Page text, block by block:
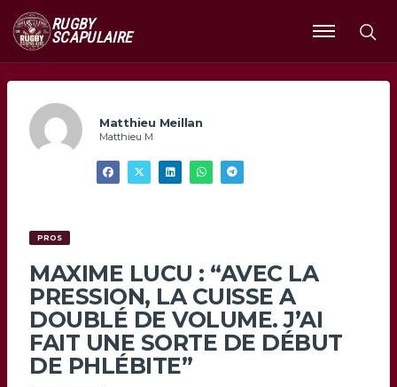
RUGBY
SCAPULAIRE
Ouvrir
le
Matthieu Meillan
Matthieu M
PROS
MAXIME LUCU : “AVEC LA
PRESSION, LA CUISSE A
DOUBLÉ DE VOLUME. J’AI
FAIT UNE SORTE DE DÉBUT
DE PHLÉBITE”